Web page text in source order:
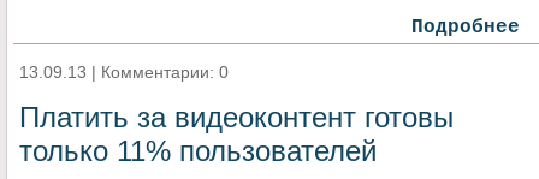
Подробнее
13.09.13 | Комментарии: 0
Платить за видеоконтент готовы
только 11% пользователей